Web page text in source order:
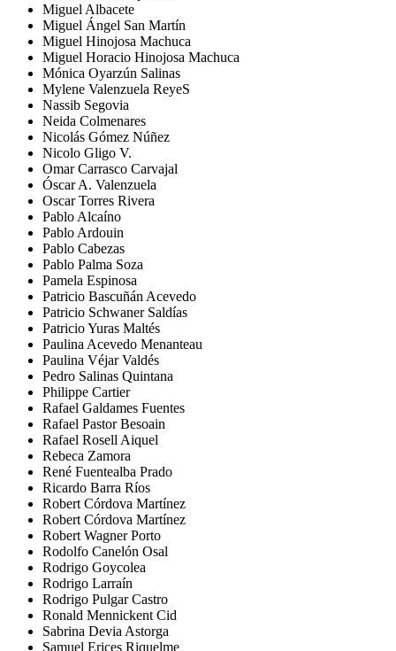
Miguel Albacete
Miguel Ángel San Martín
Miguel Hinojosa Machuca
Miguel Horacio Hinojosa Machuca
Mónica Oyarzún Salinas
Mylene Valenzuela ReyeS
Nassib Segovia
Neida Colmenares
Nicolás Gómez Núñez
Nicolo Gligo V.
Omar Carrasco Carvajal
Óscar A. Valenzuela
Oscar Torres Rivera
Pablo Alcaíno
Pablo Ardouin
Pablo Cabezas
Pablo Palma Soza
Pamela Espinosa
Patricio Bascuñán Acevedo
Patricio Schwaner Saldías
Patricio Yuras Maltés
Paulina Acevedo Menanteau
Paulina Véjar Valdés
Pedro Salinas Quintana
Philippe Cartier
Rafael Galdames Fuentes
Rafael Pastor Besoain
Rafael Rosell Aiquel
Rebeca Zamora
René Fuentealba Prado
Ricardo Barra Ríos
Robert Córdova Martínez
Robert Córdova Martínez
Robert Wagner Porto
Rodolfo Canelón Osal
Rodrigo Goycolea
Rodrigo Larraín
Rodrigo Pulgar Castro
Ronald Mennickent Cid
Sabrina Devia Astorga
Samuel Erices Riquelme